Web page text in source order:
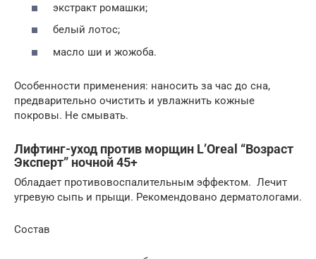
экстракт ромашки;
белый лотос;
масло ши и жожоба.
Особенности применения: наносить за час до сна,
предварительно очистить и увлажнить кожные
покровы. Не смывать.
Лифтинг-уход против морщин L’Oreal “Возраст
Эксперт” ночной 45+
Обладает противовоспалительным эффектом. Лечит
угревую сыпь и прыщи. Рекомендовано дерматологами.
Состав